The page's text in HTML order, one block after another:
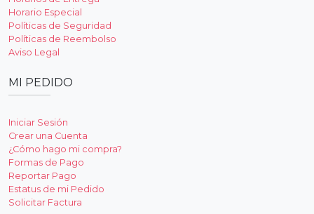
Horario Especial
Políticas de Seguridad
Políticas de Reembolso
Aviso Legal
MI PEDIDO
Iniciar Sesión
Crear una Cuenta
¿Cómo hago mi compra?
Formas de Pago
Reportar Pago
Estatus de mi Pedido
Solicitar Factura